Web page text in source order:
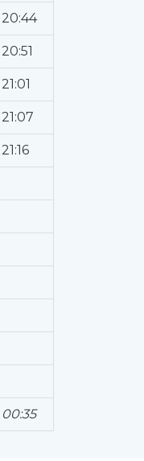
20:44
20:51
21:01
21:07
21:16
00:35